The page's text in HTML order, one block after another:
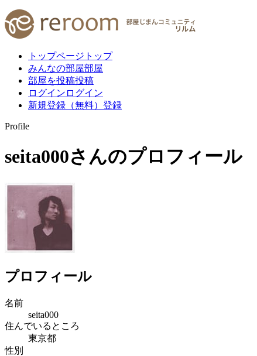
トップページ トップ
みんなの部屋部屋
部屋を投稿投稿
ログイン ログイン
新規登録（無料） 登録
Profile
seita000さんのプロフィール
プロフィール
名前
seita000
住んでいるところ
東京都
性別